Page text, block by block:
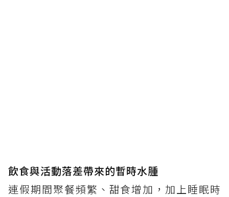
飲食與活動落差帶來的暫時水腫
連假期間聚餐頻繁、甜食增加，加上睡眠時